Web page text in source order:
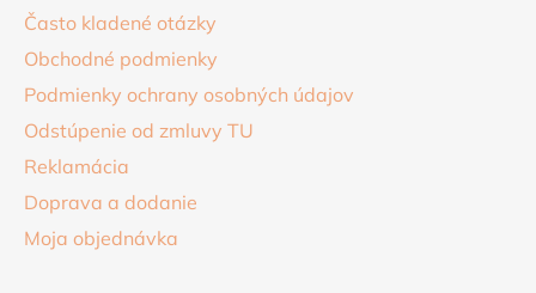
Často kladené otázky
Obchodné podmienky
Podmienky ochrany osobných údajov
Odstúpenie od zmluvy TU
Reklamácia
Doprava a dodanie
Moja objednávka